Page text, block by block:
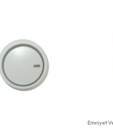
Emniyet